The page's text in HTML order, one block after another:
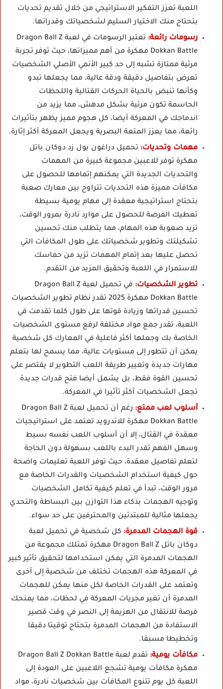
اللعبة تعزز التفكير الاستراتيجي من خلال تقديم تحديات
بتحتاج منك الاختيار السليم لشخصياتك وقدراتها.
رسومات رائعة:
تعتبر الرسومات في لعبة Dragon Ball Z
Dokkan Battle مهكرة من أهم مميزاتها، حيث توفر تجربة
مرئية ممتازة تشبه إلى حد كبير الأنمي الأصلي الشخصيات
تعرض بتفاصيل دقيقة ودقة عالية، مما يجعلها تبدو
وكأنها تنبض بالحياة الحركات القتالية واللحظات
الحاسمة تكون مرئية بشكل مدهش، مما يزيد من
اندماجك في المعركة أيضا، كل هجوم مميز يظهر بتأثيرات
رائعة، مما يعزز المتعة البصرية ويجعل المعركة أكثر إثارة.
مهمات وتحديات: تحميل دراغون بول زد دوكان باتل
مهكرة توفر للاعبين مجموعة كبيرة من المهمات
والتحديات الجديدة التي يمكنهم إتمامها للحصول على
مكافآت مميزة هذه التحديات تتراوح بين معارك صعبة
بتحتاج استراتيجية معقدة إلى مهام يومية بسيطة
تعطيك الفرصة للحصول على موارد نادرة بمرور الوقت،
تزيد صعوبة هذه المهام، مما يتطلب منك تحسين
تشكيلتك وتطوير شخصياتك على طول المكافآت التي
تحصل عليها بعد إتمام المهمات تزيد من حماسك
للاستمرار في اللعبة وتحقيق المزيد من التقدم.
تطوير الشخصيات:
في تحميل لعبة Dragon Ball Z
Dokkan Battle مهكرة 2025 تقدر نظام تطوير الشخصيات
تحسين قدراتها وزيادة قوتها على طول كلما تقدمت في
اللعبة، تقدر جمع مواد مختلفة لرفع مستوى الشخصيات
الخاصة بك وجعلها أكثر فاعلية في المعارك كل شخصية
يمكن أن تتطور إلى مستويات عالية، مما يسمح لها بتعلم
مهارات جديدة وتغيير طريقة اللعب التطوير لا يقتصر على
تحسين القوة فقط، بل يشمل أيضا فتح قدرات جديدة
تجعل الشخصيات أكثر تأثيرا في المعركة.
أسلوب لعب ممتع:
رغم أن تحميل لعبة Dragon Ball Z
Dokkan Battle مهكرة للاندرويد تعتمد على استراتيجيات
معقدة في القتال، إلا أن أسلوب اللعب نفسه بسيط
وسهل الفهم تقدر البدء باللعب بسهولة دون الحاجة
لتعلم تفاصيل معقدة، حيث توفر اللعبة تعليمات واضحة
حول كيفية استخدام الشخصيات والقدرات الخاصة مع
مرور الوقت، تبدأ في تعلم كيفية تكامل الشخصيات
وتوجيه الهجمات بذكاء هذا التوازن بين البساطة والتحدي
يجعلها مثالية للمبتدئين والمحترفين على حد سواء.
قوة الهجمات المدمرة: كل شخصية في تحميل لعبة
دوكان باتل Dragon Ball Z مهكرة تمتلك مجموعة من
الهجمات المدمرة التي يمكن استخدامها لتحقيق تأثير كبير
في المعركة هذه الهجمات تختلف من شخصية إلى أخرى
وتعتمد على القدرات الخاصة لكل منها يمكن للهجمات
المدمرة أن تغير مجريات المعركة في لحظات، مما يمنحك
فرصة للانتقال من الهزيمة إلى النصر في وقت قصير
الاستفادة من الهجمات المدمرة بتحتاج توقيتا دقيقا
وتخطيطا مسبقا.
مكافآت يومية:
تقدم لعبة Dragon Ball Z Dokkan Battle
مهكرة مكافآت يومية تشجع اللاعبين على العودة إلى
اللعبة كل يوم تتنوع المكافآت بين شخصيات نادرة، مواد